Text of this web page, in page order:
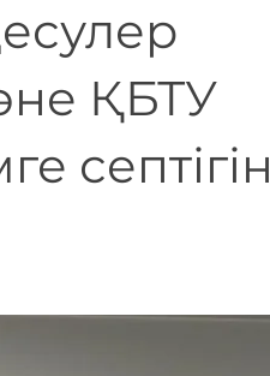
ҚБТУ
септігін